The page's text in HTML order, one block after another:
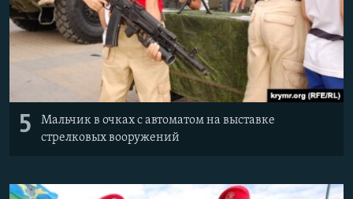
5
Мальчик в очках с автоматом на выставке
стрелковых вооружений